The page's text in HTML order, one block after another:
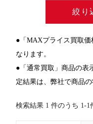
絞り
●「MAXプライス買取
なります。
●「通常買取」商品の表
定結果は、弊社で商品
検索結果 1 件のうち 1-1